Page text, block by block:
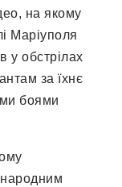
на якому
Маріуполя
у обстрілах
за їхнє
боями